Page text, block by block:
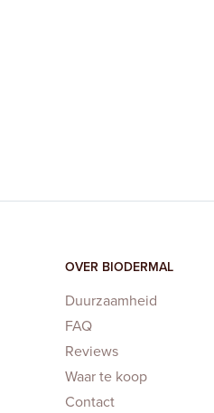
OVER BIODERMAL
Duurzaamheid
FAQ
Reviews
Waar te koop
Contact